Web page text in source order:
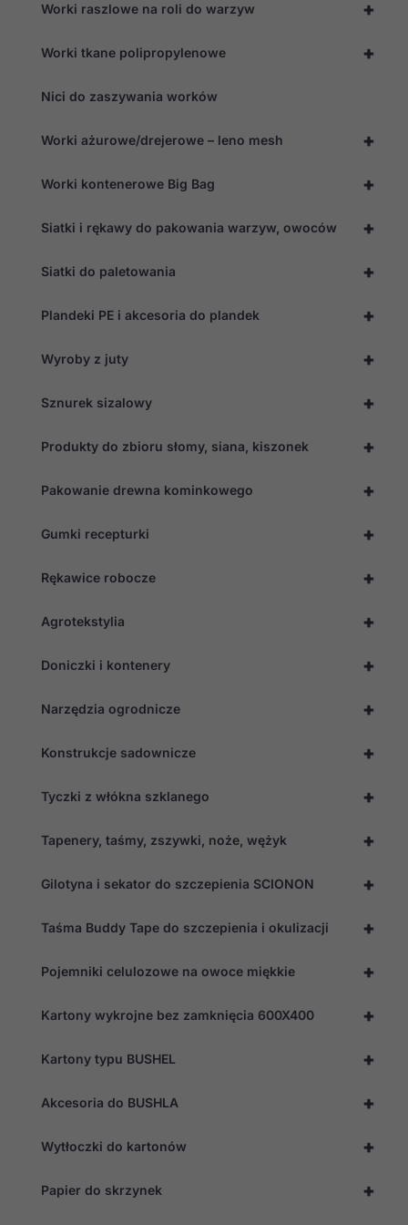
+
Worki raszlowe na roli do warzyw
+
Worki tkane polipropylenowe
Nici do zaszywania worków
+
Worki ażurowe/drejerowe – leno mesh
+
Worki kontenerowe Big Bag
+
Siatki i rękawy do pakowania warzyw, owoców
+
Siatki do paletowania
+
Plandeki PE i akcesoria do plandek
+
Wyroby z juty
+
Sznurek sizalowy
+
Produkty do zbioru słomy, siana, kiszonek
+
Pakowanie drewna kominkowego
+
Gumki recepturki
+
Rękawice robocze
+
Agrotekstylia
+
Doniczki i kontenery
+
Narzędzia ogrodnicze
+
Konstrukcje sadownicze
+
Tyczki z włókna szklanego
+
Tapenery, taśmy, zszywki, noże, wężyk
+
Gilotyna i sekator do szczepienia SCIONON
+
Taśma Buddy Tape do szczepienia i okulizacji
+
Pojemniki celulozowe na owoce miękkie
+
Kartony wykrojne bez zamknięcia 600X400
+
Kartony typu BUSHEL
+
Akcesoria do BUSHLA
+
Wytłoczki do kartonów
+
Papier do skrzynek